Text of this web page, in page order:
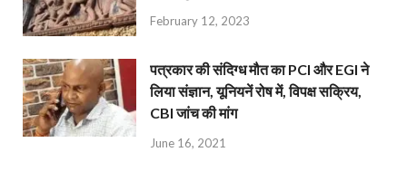
February 12, 2023
पत्रकार की संदिग्ध मौत का PCI और EGI ने
लिया संज्ञान, यूनियनें रोष में, विपक्ष सक्रिय,
CBI जांच की मांग
June 16, 2021